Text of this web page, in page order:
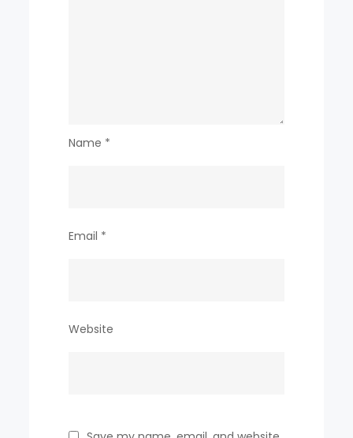
Name *
Email *
Website